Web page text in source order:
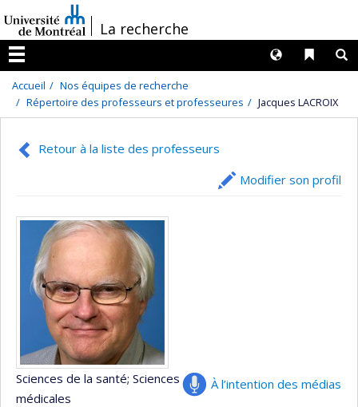
au
contenu
/La recherche
Menu
Liens
Langues
Accueil
Nos équipes de recherche
Répertoire des professeurs et professeures
Jacques LACROIX
Retour à la liste des professeurs
Modifier son profil
À l’intention des médias
Sciences de la santé; Sciences
médicales